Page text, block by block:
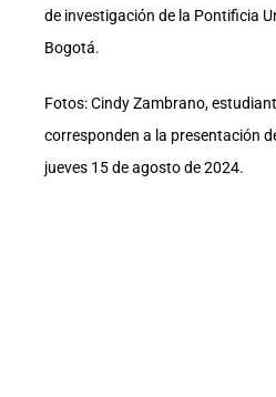
de investigación de la Pontificia
Bogotá.
Fotos: Cindy Zambrano,
corresponden a la presentación
jueves 15 de agosto de 2024.